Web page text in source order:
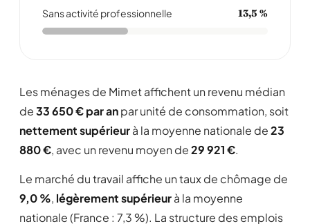
Sans activité professionnelle 13,5 %
Les ménages de Mimet affichent un revenu médian
de33 650 € par anpar unité de consommation, soit
nettement supérieurà la moyenne nationale de23
880 €, avec un revenu moyen de29 921 €.
Le marché du travail affiche un taux de chômage de
9,0 %, légèrement supérieurà la moyenne
nationale (France : 7,3 %). La structure des emplois